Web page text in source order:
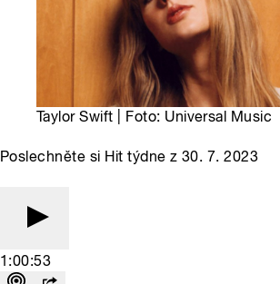
Taylor Swift | Foto: Universal Music
Poslechněte si Hit týdne z 30. 7. 2023
1:00:53